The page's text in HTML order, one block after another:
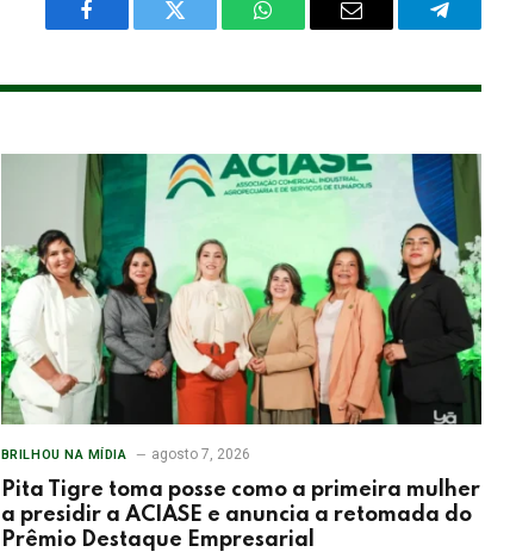
Facebook Twitter WhatsAppEmail Telegram
BRILHOU NA MÍDIA agosto 7, 2026
Pita Tigre toma posse como a primeira mulher
a presidir a ACIASE e anuncia a retomada do
Prêmio Destaque Empresarial